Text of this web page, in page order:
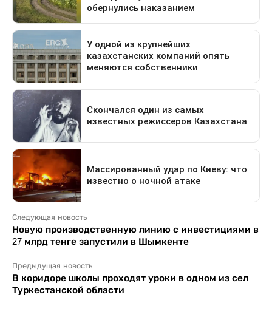
Следующая новость
Новую производственную линию с инвестициями в
27 млрд тенге запустили в Шымкенте
Предыдущая новость
В коридоре школы проходят уроки в одном из сел
Туркестанской области